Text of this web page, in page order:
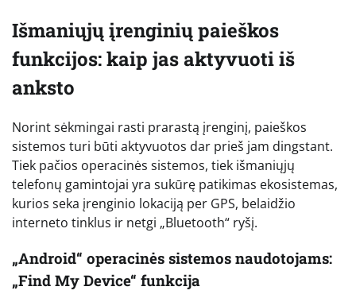
Išmaniųjų įrenginių paieškos
funkcijos: kaip jas aktyvuoti iš
anksto
Norint sėkmingai rasti prarastą įrenginį, paieškos
sistemos turi būti aktyvuotos dar prieš jam dingstant.
Tiek pačios operacinės sistemos, tiek išmaniųjų
telefonų gamintojai yra sukūrę patikimas ekosistemas,
kurios seka įrenginio lokaciją per GPS, belaidžio
interneto tinklus ir netgi „Bluetooth“ ryšį.
„Android“ operacinės sistemos naudotojams:
„Find My Device“ funkcija